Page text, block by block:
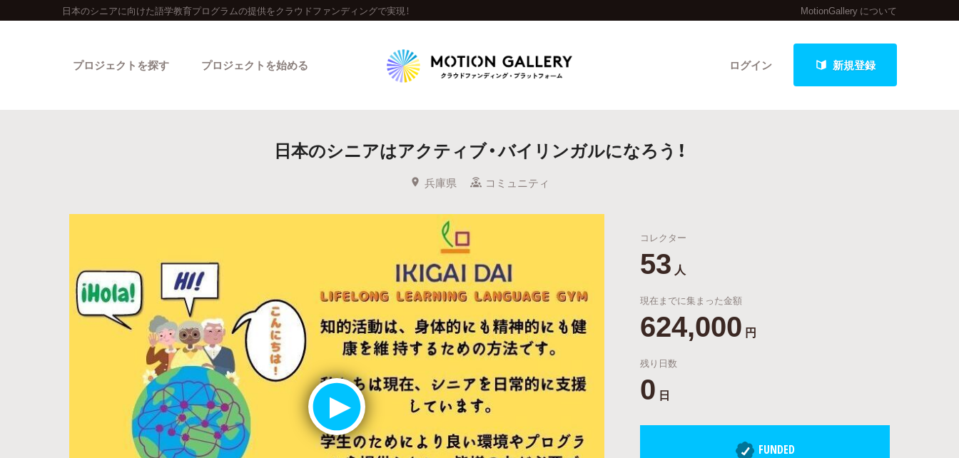
日本のシニアに向けた語学教育プログラムの提供をクラウドファンディングで実現！ MotionGallery について
ログイン 新規登録
プロジェクトを探す
人気のプロジェクト 新着プロジェクト 終了間近のプロジェクト
Feature
キュレーターから探す 最新進捗報告から探す
Legendary
最新達成プロジェクト 調達額が大きいプロジェクト
プロジェクトを始める
日本のシニアはアクティブ・バイリンガルになろう！
兵庫県 コミュニティ
コレクター
53 人
現在までに集まった金額
624,000 円
残り日数
0 日
FUNDED